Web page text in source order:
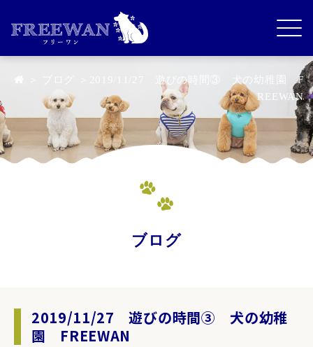
＞2019/11/27 遊びの時間③ 犬の幼稚園 F
REEWAN
ブログ
2019/11/27 遊びの時間③ 犬の幼稚
園 FREEWAN